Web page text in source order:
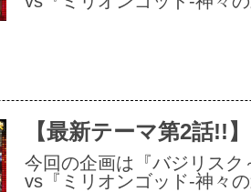
【最新テーマ第2話!!
今回の企画は『バジリスク
vs『ミリオンゴッド-神々